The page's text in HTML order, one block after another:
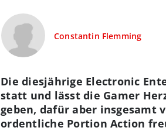
Constantin Flemming
Die diesjährige Electronic
statt und lässt die Gamer
geben, dafür aber insgesamt
ordentliche Portion Action